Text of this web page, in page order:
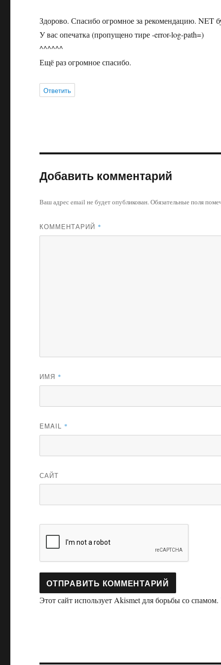
Здорово. Спасибо огромное за рекомендацию. NET
У вас опечатка (пропущено тире -error-log-path=)
^^^^^^
Ещё раз огромное спасибо.
Ответить
Добавить комментарий
Ваш адрес email не будет опубликован.Обязательные поля
КОММЕНТАРИЙ *
ИМЯ *
EMAIL *
САЙТ
Этот сайт использует Akismet для борьбы со спамом.